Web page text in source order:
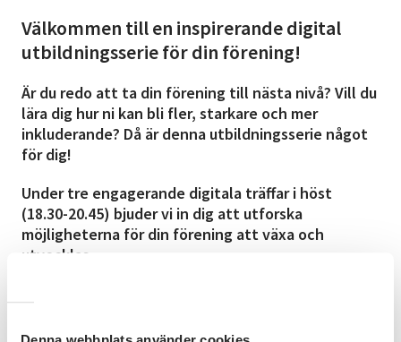
Välkommen till en inspirerande digital
utbildningsserie för din förening!
Är du redo att ta din förening till nästa nivå? Vill du
lära dig hur ni kan bli fler, starkare och mer
inkluderande? Då är denna utbildningsserie något
för dig!
Under tre engagerande digitala träffar i höst
(18.30-20.45) bjuder vi in dig att utforska
möjligheterna för din förening att växa och
utvecklas.
statistiken och forskningen om ideellt engagemang?